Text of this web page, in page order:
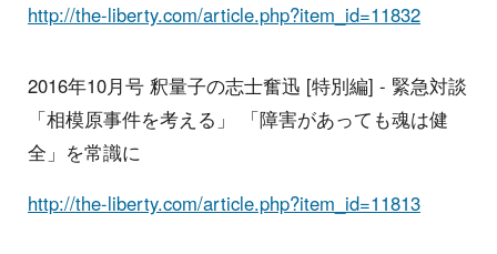
http://the-liberty.com/article.php?item_id=11832
2016年10月号 釈量子の志士奮迅 [特別編] - 緊急対談
「相模原事件を考える」 「障害があっても魂は健
全」を常識に
http://the-liberty.com/article.php?item_id=11813